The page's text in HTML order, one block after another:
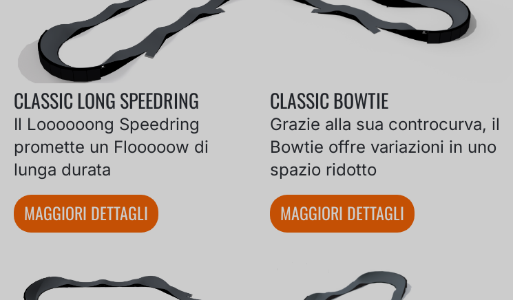
CLASSIC LONG SPEEDRING
Il Loooooong Speedring
promette un Flooooow di
lunga durata
MAGGIORI DETTAGLI
CLASSIC BOWTIE
Grazie alla sua controcurva, il
Bowtie offre variazioni in uno
spazio ridotto
MAGGIORI DETTAGLI